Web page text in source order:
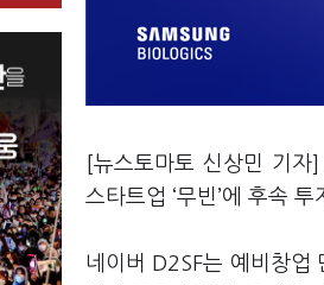
[뉴스토마토 신상민 기자
스타트업 ‘무빈’에 후속 투
네이버 D2SF는 예비창업